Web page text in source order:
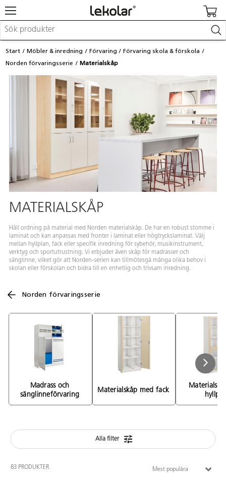
Möbler & inredning
Lekplatsutrustning & utemiljö
Barnvagnar & småbarnsartiklar
Skolförbrukning & kontorsmaterial
Hitta din säljare
Kontakta Lekolar
Start Möbler & inredning Förvaring
Förvaring skola & förskola
Norden förvaringsserie
Materialskåp
MATERIALSKÅP
Håll ordning på material med Norden materialskåp. De har en robust stomme i
laminat och kan anpassas med fronter i laminat eller högtryckslaminat. Välj
mellan hyllplan, fack eller specifik inredning för sybehör, musikinstrument,
verktyg och sportutrustning. Vi erbjuder även skåp för madrasser och
sänglinne, vilket gör att Norden-serien kan tillmötesgå många olika behov i
skolan eller förskolan och bidra till en enhetlig och trivsam inredning.
Norden förvaringsserie
Madrass och
sänglinneförvaring
Materialskåp med fack
Alla filter
83 PRODUKTER Mest populära